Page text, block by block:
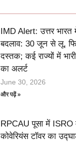
IMD Alert: उत्तर भारत
बदलाव: 30 जून से लू,
दस्तक; कई राज्यों में
का अलर्ट
June 30, 2026
और पढ़ें »
RPCAU पूसा में ISRO
कोवेरियंस टॉवर का